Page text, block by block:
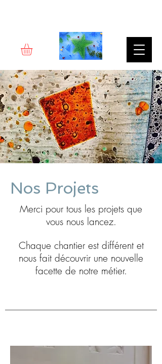
Nos Projets
Merci pour tous les projets que
vous nous lancez.
Chaque chantier est différent et
nous fait découvrir une nouvelle
facette de notre métier.